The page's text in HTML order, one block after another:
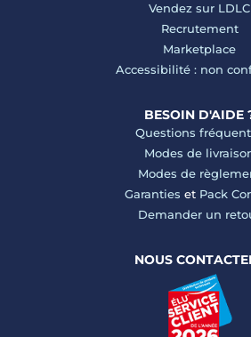
Vendez sur LDLC
Recrutement
Marketplace
Accessibilité : non
BESOIN D'AIDE
Questions
Modes de
Modes de
Garanties et Pack
Demander un
NOUS